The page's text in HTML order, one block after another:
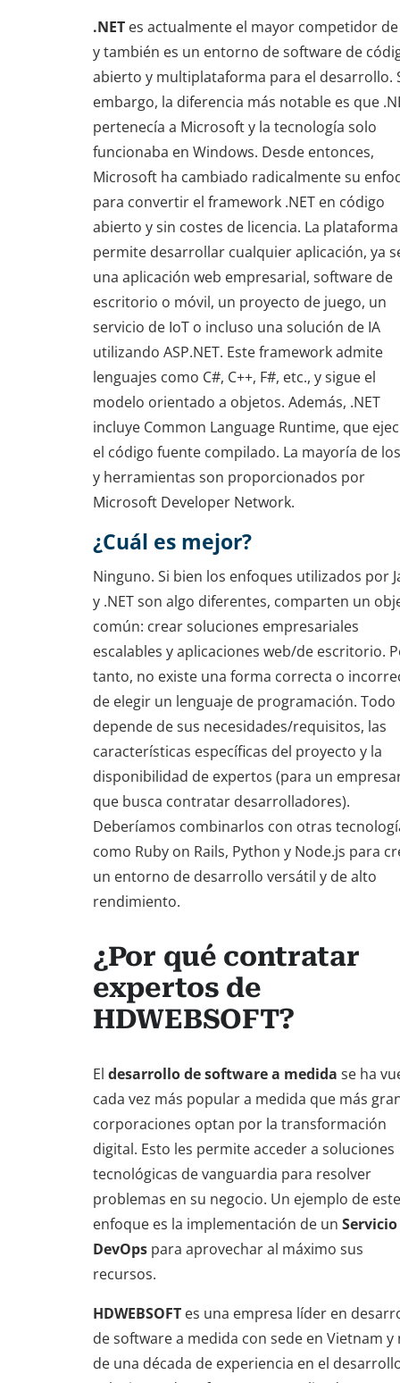
.NET es actualmente el mayor competidor de
y también es un entorno de software de
abierto y multiplataforma para el desarrollo.
embargo, la diferencia más notable es que
pertenecía a Microsoft y la tecnología solo
funcionaba en Windows. Desde entonces,
Microsoft ha cambiado radicalmente su
para convertir el framework .NET en código
abierto y sin costes de licencia. La plataforma
permite desarrollar cualquier aplicación, ya
una aplicación web empresarial, software de
escritorio o móvil, un proyecto de juego, un
servicio de IoT o incluso una solución de IA
utilizando ASP.NET. Este framework admite
lenguajes como C#, C++, F#, etc., y sigue el
modelo orientado a objetos. Además, .NET
incluye Common Language Runtime, que
el código fuente compilado. La mayoría de
y herramientas son proporcionados por
Microsoft Developer Network.
¿Cuál es mejor?
Ninguno. Si bien los enfoques utilizados por
y .NET son algo diferentes, comparten un
común: crear soluciones empresariales
escalables y aplicaciones web/de escritorio.
tanto, no existe una forma correcta o
de elegir un lenguaje de programación. Todo
depende de sus necesidades/requisitos, las
características específicas del proyecto y la
disponibilidad de expertos (para un
que busca contratar desarrolladores).
Deberíamos combinarlos con otras
como Ruby on Rails, Python y Node.js para
un entorno de desarrollo versátil y de alto
rendimiento.
¿Por qué contratar
expertos de
HDWEBSOFT?
El desarrollo de software a medida se ha
cada vez más popular a medida que más
corporaciones optan por la transformación
digital. Esto les permite acceder a soluciones
tecnológicas de vanguardia para resolver
problemas en su negocio. Un ejemplo de este
enfoque es la implementación de un Servicio
DevOps para aprovechar al máximo sus
recursos.
HDWEBSOFT es una empresa líder en
de software a medida con sede en Vietnam y
de una década de experiencia en el